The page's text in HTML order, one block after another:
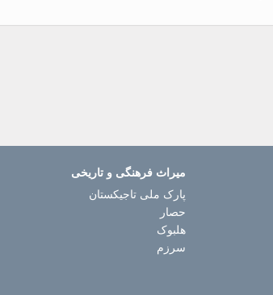
میراث فرهنگی و تاریخی
پارک ملی تاجیکستان
حصار
هلبوک
سرزم